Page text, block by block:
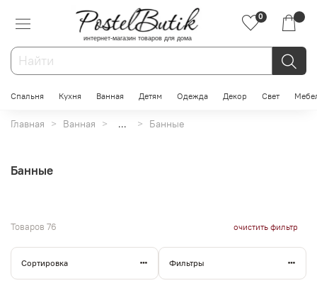
интернет-магазин товаров для дома
0
Спальня Кухня Ванная Детям Одежда Декор Свет
Главная Ванная ... Банные
Банные
Товаров 76 очистить фильтр
Сортировка Фильтры